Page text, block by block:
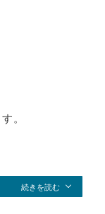
。
続きを読む